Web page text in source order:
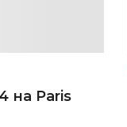
на Paris